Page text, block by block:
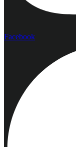
Facebook